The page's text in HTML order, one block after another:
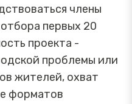
члены
первых 20
проекта -
проблемы или
жителей, охват
форматов